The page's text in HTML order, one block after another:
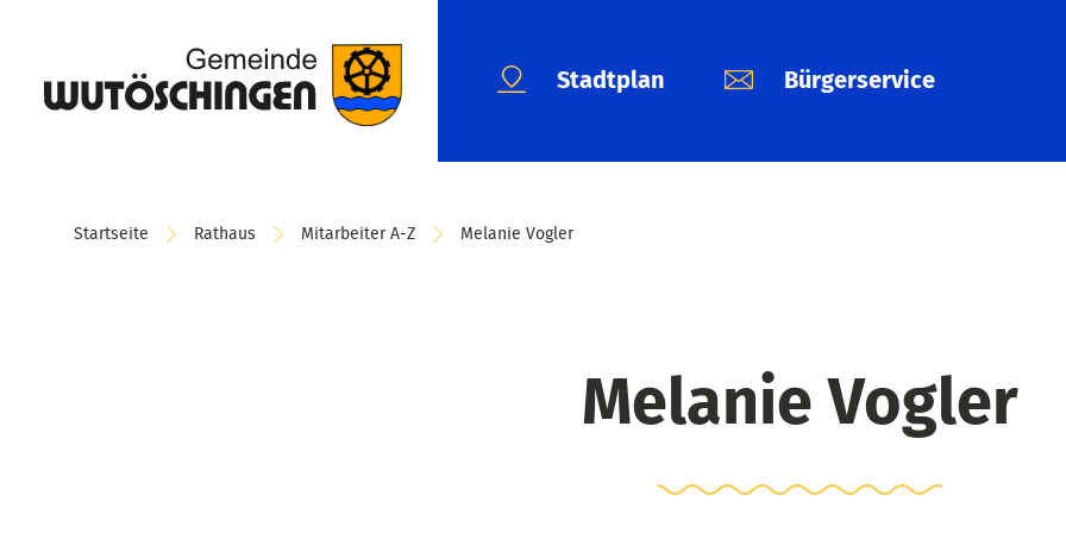
Stadtplan Bürgerservice
Startseite Rathaus Mitarbeiter A-Z Melanie Vogler
Melanie Vogler